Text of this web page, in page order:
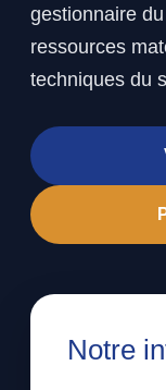
gestionnaire
ressources
techniques du
Notre